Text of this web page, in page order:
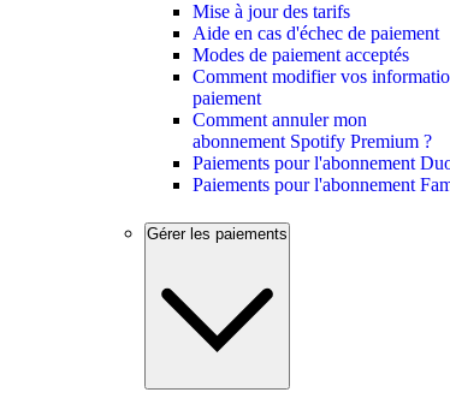
Mise à jour des tarifs
Aide en cas d'échec de paiement
Modes de paiement acceptés
Comment modifier vos
paiement
Comment annuler mon
abonnement Spotify Premium ?
Paiements pour l'abonnement
Paiements pour l'abonnement
Gérer les paiements